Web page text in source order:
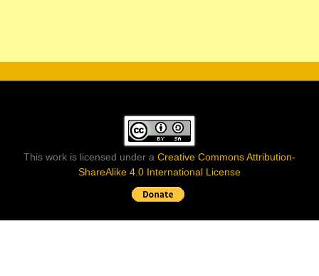
This work is licensed under a Creative Commons Attribution-
ShareAlike 4.0 International License